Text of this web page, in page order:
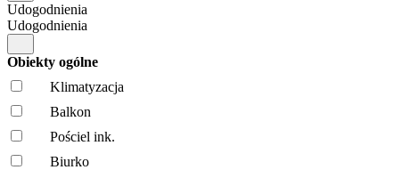
Udogodnienia
Udogodnienia
Obiekty ogólne
Klimatyzacja
Balkon
Pościel ink.
Biurko